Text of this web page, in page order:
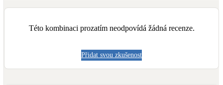
Kotle
Pouze velké BESS
Této kombinaci prozatím neodpovídá žádná recenze.
Přidat svou zkušenost